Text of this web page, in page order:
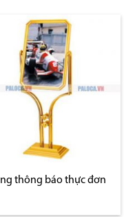
thông báo thực đơn